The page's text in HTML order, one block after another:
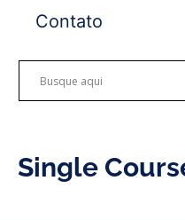
Contato
Single